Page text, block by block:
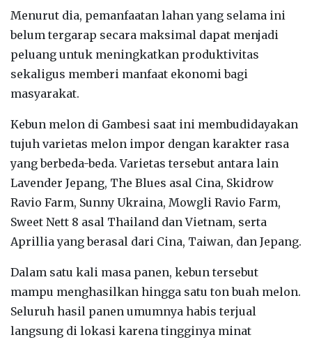
‎Menurut dia, pemanfaatan lahan yang selama ini
belum tergarap secara maksimal dapat menjadi
peluang untuk meningkatkan produktivitas
sekaligus memberi manfaat ekonomi bagi
masyarakat.
‎Kebun melon di Gambesi saat ini membudidayakan
tujuh varietas melon impor dengan karakter rasa
yang berbeda-beda. Varietas tersebut antara lain
Lavender Jepang, The Blues asal Cina, Skidrow
Ravio Farm, Sunny Ukraina, Mowgli Ravio Farm,
Sweet Nett 8 asal Thailand dan Vietnam, serta
Aprillia yang berasal dari Cina, Taiwan, dan Jepang.
‎Dalam satu kali masa panen, kebun tersebut
mampu menghasilkan hingga satu ton buah melon.
Seluruh hasil panen umumnya habis terjual
langsung di lokasi karena tingginya minat